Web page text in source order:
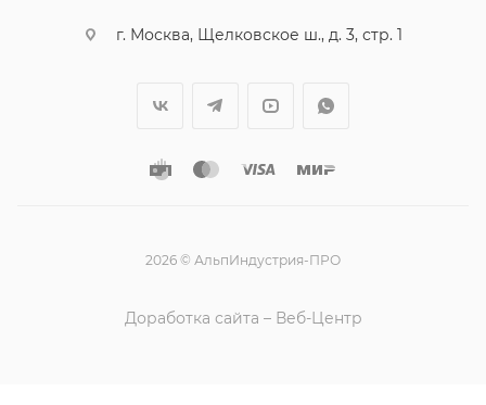
г. Москва, Щелковское ш., д. 3, стр. 1
2026 © АльпИндустрия-ПРО
Доработка сайта – Веб-Центр